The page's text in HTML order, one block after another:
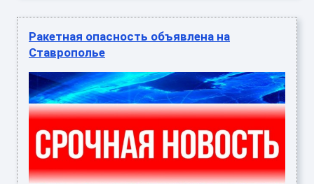
Ракетная опасность объявлена на
Ставрополье